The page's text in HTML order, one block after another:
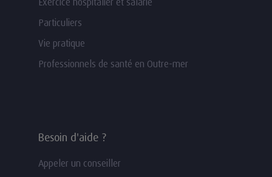
Particuliers
Vie pratique
Professionnels de santé en Outre-mer
Besoin d'aide ?
Appeler un conseiller